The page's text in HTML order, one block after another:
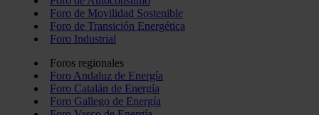
Foro de Movilidad Sostenible
Foro de Transición Energética
Foro Industrial
Foros regionales
Foro Andaluz de Energía
Foro Catalán de Energía
Foro Gallego de Energía